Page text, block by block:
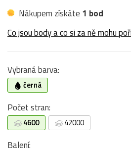
Nákupem získáte 1 bod
Co jsou body a co si za ně mohu
Vybraná barva:
černá
Počet stran:
4600 42000
Balení: